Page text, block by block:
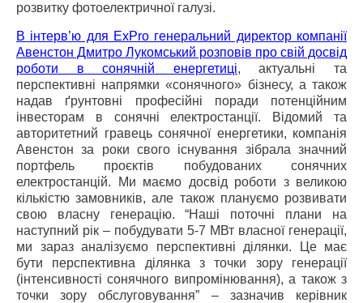
розвитку фотоелектричної галузі.
В інтерв’ю для ExPro генеральний директор компанії
Авенстон Дмитро Лукомський розповів про свій досвід
роботи в сонячній енергетиці, актуальні та
перспективні напрямки «сонячного» бізнесу, а також
надав ґрунтовні професійні поради потенційним
інвесторам в сонячні електростанції. Відомий та
авторитетний гравець сонячної енергетики, компанія
Авенстон за роки свого існування зібрала значний
портфель проєктів побудованих сонячних
електростанцій. Ми маємо досвід роботи з великою
кількістю замовників, але також плануємо розвивати
свою власну генерацію. “Наші поточні плани на
наступний рік – побудувати 5-7 МВт власної генерації,
ми зараз аналізуємо перспективні ділянки. Це має
бути перспективна ділянка з точки зору генерації
(інтенсивності сонячного випромінювання), а також з
точки зору обслуговування” – зазначив керівник